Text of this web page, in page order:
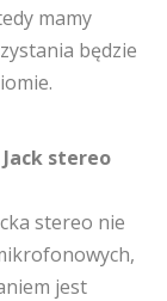
mamy
będzie
stereo
stereo nie
jest